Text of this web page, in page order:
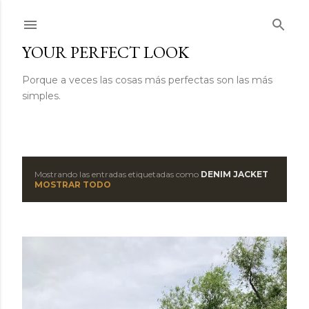
YOUR PERFECT LOOK
Porque a veces las cosas más perfectas son las más
simples.
t
Mostrando las entradas etiquetadas como DENIM JACKET
MOSTRAR TODO